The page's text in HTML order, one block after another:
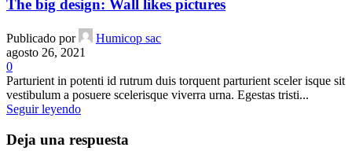
The big design: Wall likes pictures
Publicado por
Humicop sac
agosto 26, 2021
0
Parturient in potenti id rutrum duis torquent parturient sceler isque sit
vestibulum a posuere scelerisque viverra urna. Egestas tristi...
Seguir leyendo
Deja una respuesta